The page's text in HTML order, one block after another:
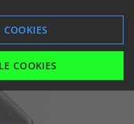
COOKIES